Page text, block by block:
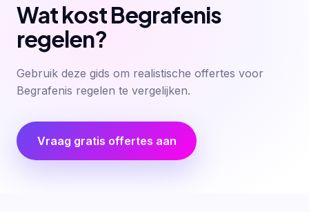
Wat kost Begrafenis
regelen?
Gebruik deze gids om realistische offertes voor
Begrafenis regelen te vergelijken.
Vraag gratis offertes aan